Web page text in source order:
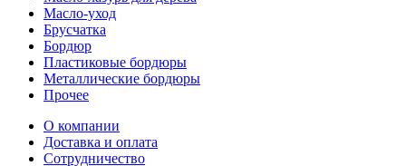
Масло-уход
Брусчатка
Бордюр
Пластиковые бордюры
Металлические бордюры
Прочее
О компании
Доставка и оплата
Сотрудничество